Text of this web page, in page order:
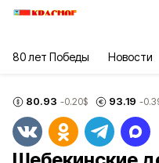
80 лет Победы Новости
80.93 -0.20$ 93.19 -